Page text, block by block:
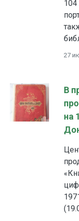
104
27
В
на